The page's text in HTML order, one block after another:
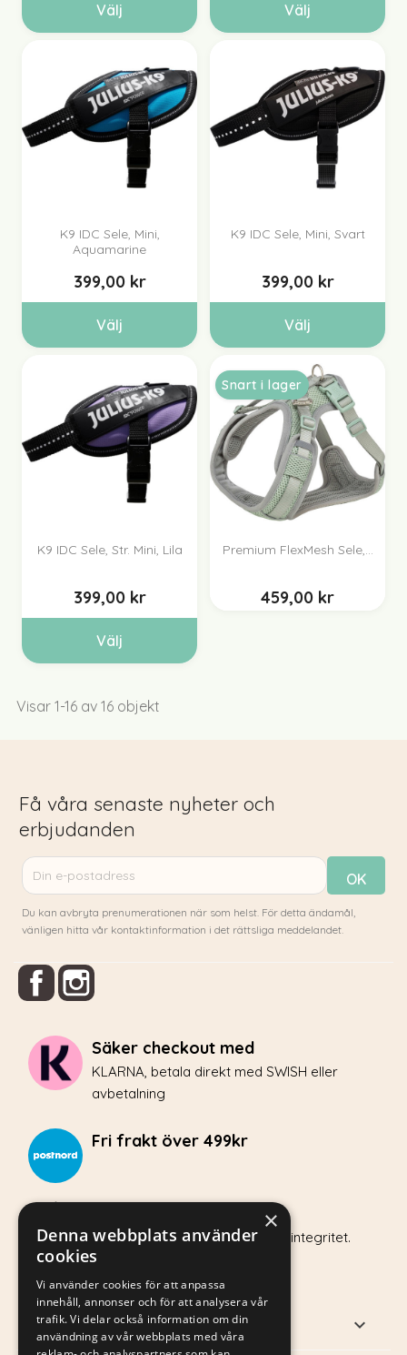
Välj Välj
K9 IDC Sele, Mini,
Aquamarine
399,00 kr
Välj
K9 IDC Sele, Mini, Svart
399,00 kr
Välj
K9 IDC Sele, Str. Mini, Lila
399,00 kr
Välj
Premium FlexMesh Sele,...
459,00 kr
Snart i lager
Visar 1-16 av 16 objekt
Få våra senaste nyheter och
erbjudanden
Du kan avbryta prenumerationen när som helst. För detta ändamål,
vänligen hitta vår kontaktinformation i det rättsliga meddelandet.
Facebook
Säker checkout med
KLARNA, betala direkt med SWISH eller
avbetalning
Fri frakt över 499kr
Hos Vovvo.se värnar vi om din integritet.
PRODUKTER 
×
Denna webbplats använder
cookies
Vi använder cookies för att anpassa
innehåll, annonser och för att analysera vår
trafik. Vi delar också information om din
användning av vår webbplats med våra